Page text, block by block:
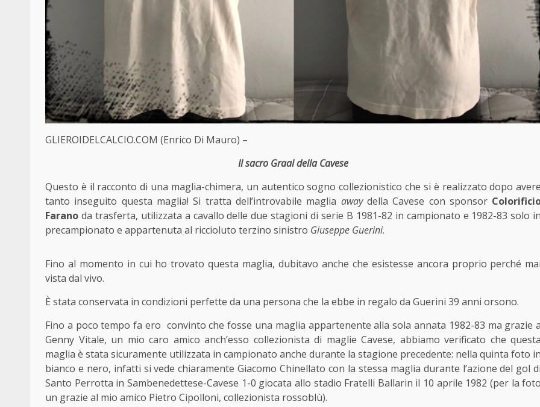
GLIEROIDELCALCIO.COM (Enrico Di Mauro) –
Il sacro Graal della Cavese
Questo è il racconto di una maglia-chimera, un autentico sogno collezionistico che si è realizzato dopo avere
tanto inseguito questa maglia! Si tratta dell’introvabile maglia awaydella Cavese con sponsor
Farano da trasferta, utilizzata a cavallo delle due stagioni di serie B 1981-82 in campionato e 1982-83 solo in
precampionato e appartenuta al riccioluto terzino sinistro Giuseppe Guerini.
Fino al momento in cui ho trovato questa maglia, dubitavo anche che esistesse ancora proprio perché mai
vista dal vivo.
È stata conservata in condizioni perfette da una persona che la ebbe in regalo da Guerini 39 anni orsono.
Fino a poco tempo fa ero convinto che fosse una maglia appartenente alla sola annata 1982-83 ma grazie a
Genny Vitale, un mio caro amico anch’esso collezionista di maglie Cavese, abbiamo verificato che questa
maglia è stata sicuramente utilizzata in campionato anche durante la stagione precedente: nella quinta foto in
bianco e nero, infatti si vede chiaramente Giacomo Chinellato con la stessa maglia durante l’azione del gol di
Santo Perrotta in Sambenedettese-Cavese 1-0 giocata allo stadio Fratelli Ballarin il 10 aprile 1982 (per la foto
un grazie al mio amico Pietro Cipolloni, collezionista rossoblù).